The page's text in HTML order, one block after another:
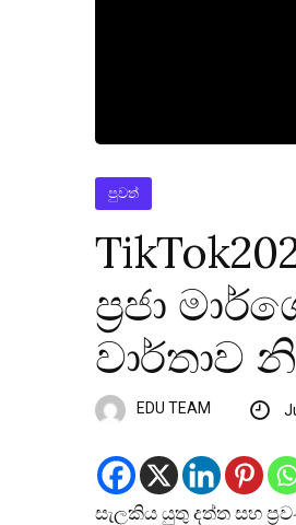
පුවත්
ප්‍රජා
වාර්තාව
EDU TEAM
සැලකිය යුතු දත්ත සහ